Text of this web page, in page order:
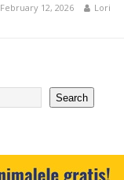
February 12, 2026 Lori
Search